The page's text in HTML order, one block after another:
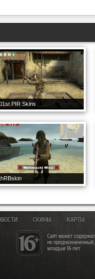
PIR Skins
Сайт может
не
младше 16 лет
СКИНЫ КАРТЫ